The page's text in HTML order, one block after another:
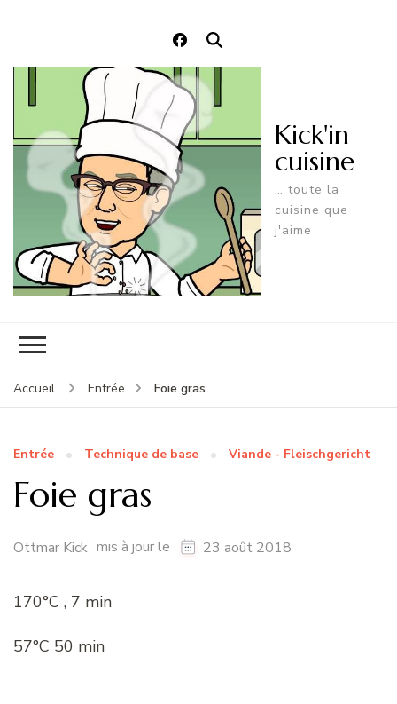
Kick'in
cuisine
… toute la
cuisine que
j'aime
Accueil Entrée Foie gras
Entrée Technique de base Viande - Fleischgericht
Foie gras
Ottmar Kick mis à jour le 23 août 2018
170°C , 7 min
57°C 50 min